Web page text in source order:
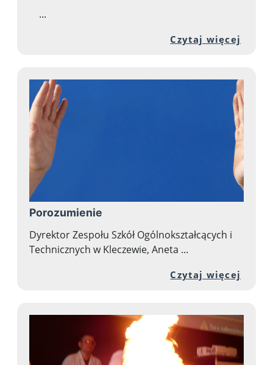
...
Czytaj więcej
Porozumienie
Dyrektor Zespołu Szkół Ogólnokształcących i
Technicznych w Kleczewie, Aneta ...
Czytaj więcej